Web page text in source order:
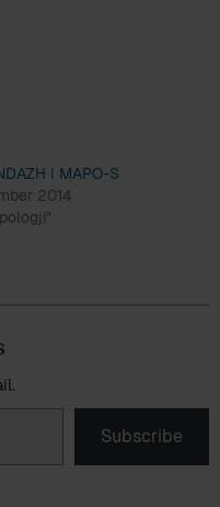
I MAPO-S
2014
Subscribe